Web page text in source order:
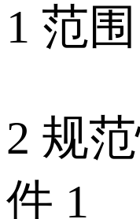
1 范
2 规
件 1